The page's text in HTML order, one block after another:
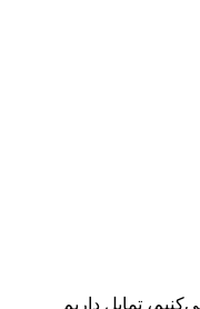
تمایل داریم